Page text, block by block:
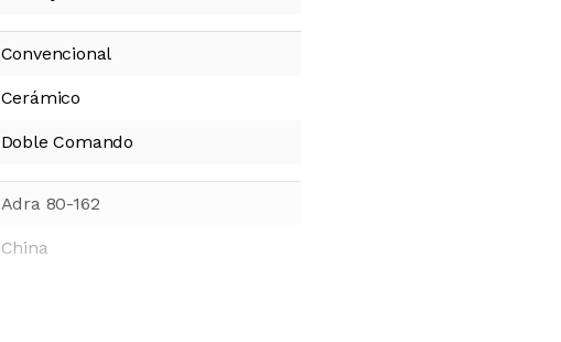
Convencional
Cerámico
Doble Comando
Adra 80-162
China